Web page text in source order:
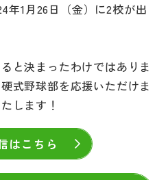
年1月26日（金）に2校が出
と決まったわけではありま
式野球部を応援いただけま
します！
はこちら